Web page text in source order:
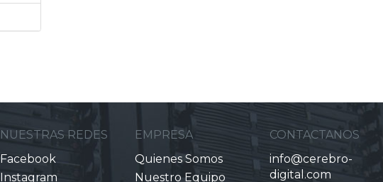
NUESTRAS REDES
Facebook
Instagram
EMPRESA
Quienes Somos
Nuestro Equipo
CONTACTANOS
info@cerebro-
digital.com